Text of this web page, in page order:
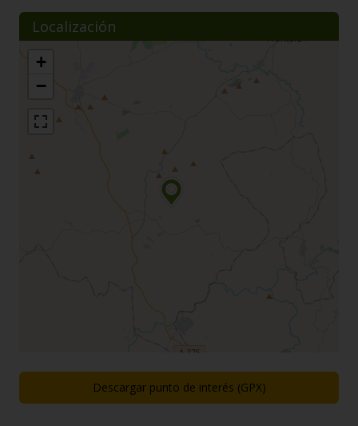
Localización
+
−
Descargar punto de interés (GPX)